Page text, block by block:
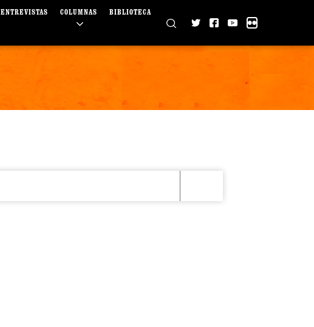
ENTREVISTAS COLUMNAS BIBLIOTECA